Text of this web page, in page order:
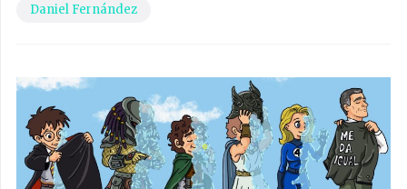
Daniel Fernández